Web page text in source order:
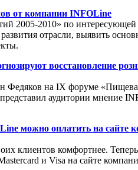
от компании INFOLine
2005-2010» по интересующей
отрасли, выявить
восстановление
Федяков на IX форуме
аудитории мнение
можно оплатить на сайте
клиентов комфортнее.
и Visa на сайте